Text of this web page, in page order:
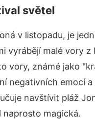
světel
v listopadu, je
vyrábějí malé vory
vory, známé jako
negativních emocí
navštívit pláž
magická.